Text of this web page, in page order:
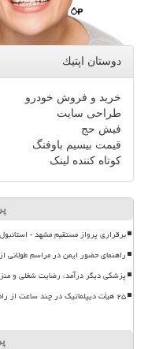
دوستان اپتیك
خرید و فروش خودرو
طراحی سایت
فیش حج
قیمت بیسیم باوفنگ
کوتاه کننده لینک
برقراری پرواز مستقیم مشهد - استانبول
راهنمای حضور ایمن در مراسم طولانی
پزشکی دیگر درآمد، رضایت شغلی و
۲۵ هیأت دیپلماتیک در چند ساعت از راه فرودگاه مهرآباد پذیرش شدند